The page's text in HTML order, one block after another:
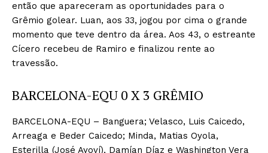
então que apareceram as oportunidades para o
Grêmio golear. Luan, aos 33, jogou por cima o grande
momento que teve dentro da área. Aos 43, o estreante
Cícero recebeu de Ramiro e finalizou rente ao
travessão.
BARCELONA-EQU 0 X 3 GRÊMIO
BARCELONA-EQU – Banguera; Velasco, Luis Caicedo,
Arreaga e Beder Caicedo; Minda, Matias Oyola,
Esterilla (José Ayoví), Damían Díaz e Washington Vera